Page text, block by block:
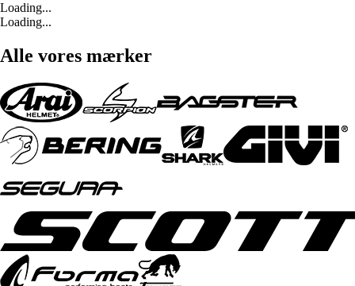
Loading...
Loading...
Alle vores mærker